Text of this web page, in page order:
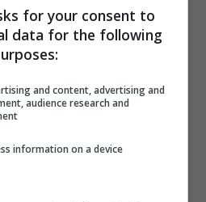
stupirlo ed
fare?
for your consent to
data for the following
and content, advertising and
audience research and
information on a device